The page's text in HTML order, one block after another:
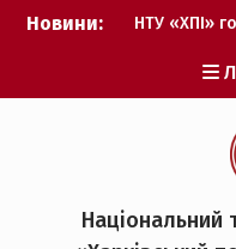
Перейти
Новини:
НТУ «ХПІ»
Музичні
фестиваль
рута –
ХПІ уклав
Національний